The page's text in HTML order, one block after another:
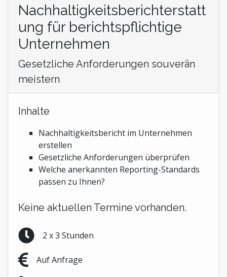
Zoll und Außenhandel
Nachhaltigkeitsberichterstatt
ung für berichtspflichtige
Unternehmen
Gesetzliche Anforderungen souverän
meistern
Inhalte
Nachhaltigkeitsbericht im Unternehmen
erstellen
Gesetzliche Anforderungen überprüfen
Welche anerkannten Reporting-Standards
passen zu Ihnen?
Keine aktuellen Termine vorhanden.
2 x 3 Stunden
Auf Anfrage